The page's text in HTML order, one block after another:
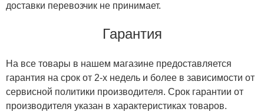
доставки перевозчик не принимает.
Гарантия
На все товары в нашем магазине предоставляется
гарантия на срок от 2-х недель и более в зависимости от
сервисной политики производителя. Срок гарантии от
производителя указан в характеристиках товаров.